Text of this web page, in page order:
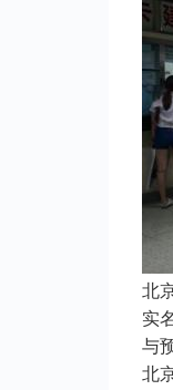
北
实
与
北